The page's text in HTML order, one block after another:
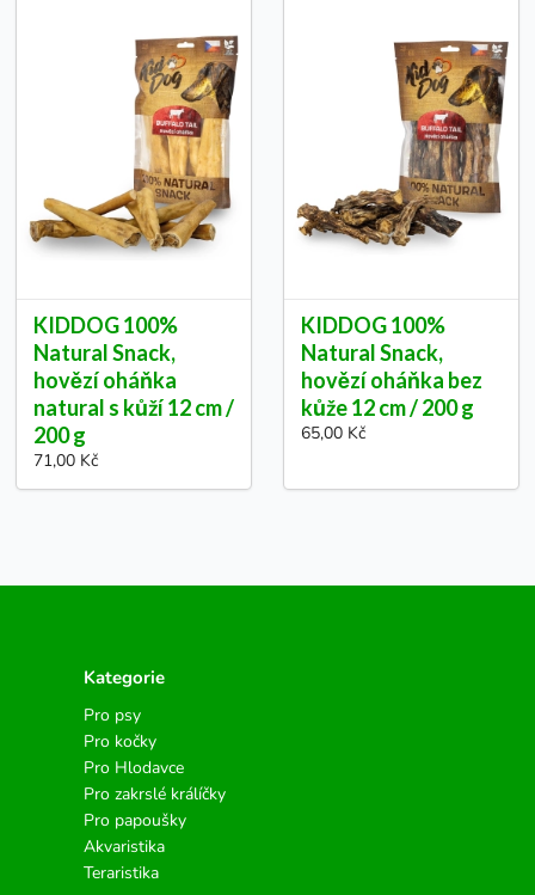
KIDDOG 100%
Natural Snack,
hovězí oháňka
natural s kůží 12 cm /
200 g
71,00 Kč
KIDDOG 100%
Natural Snack,
hovězí oháňka bez
kůže 12 cm / 200 g
65,00 Kč
Kategorie
Pro psy
Pro kočky
Pro Hlodavce
Pro zakrslé králíčky
Pro papoušky
Akvaristika
Teraristika